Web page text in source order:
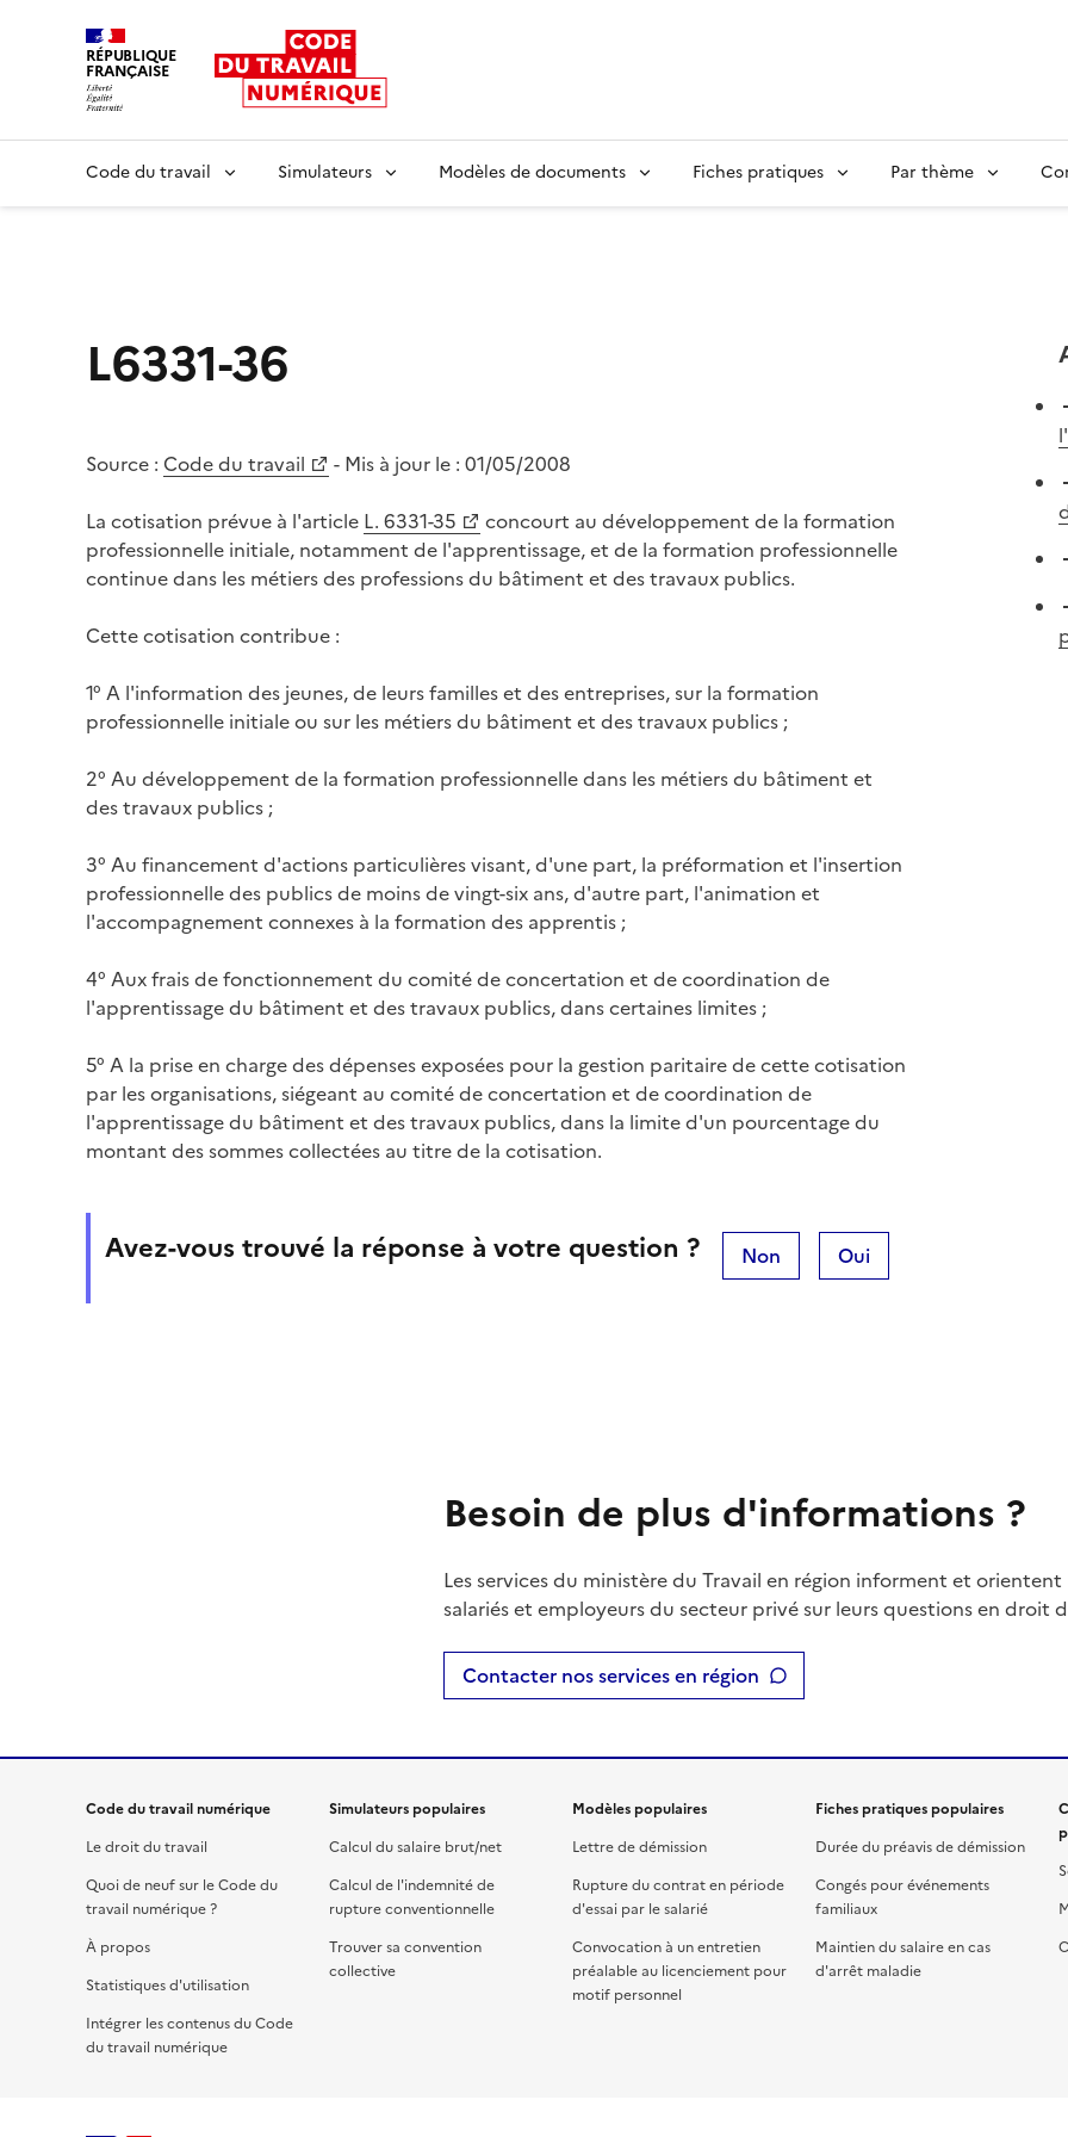
RÉPUBLIQUE
FRANÇAISE
Code du travail Simulateurs Modèles de documents Fiches pratiques Par thème
L6331-36
Source : Code du travail - Mis à jour le : 01/05/2008
La cotisation prévue à l'article L. 6331-35
concourt au développement de la formation
professionnelle initiale, notamment de l'apprentissage, et de la formation professionnelle
continue dans les métiers des professions du bâtiment et des travaux publics.
Cette cotisation contribue :
1° A l'information des jeunes, de leurs familles et des entreprises, sur la formation
professionnelle initiale ou sur les métiers du bâtiment et des travaux publics ;
2° Au développement de la formation professionnelle dans les métiers du bâtiment et
des travaux publics ;
3° Au financement d'actions particulières visant, d'une part, la préformation et l'insertion
professionnelle des publics de moins de vingt-six ans, d'autre part, l'animation et
l'accompagnement connexes à la formation des apprentis ;
4° Aux frais de fonctionnement du comité de concertation et de coordination de
l'apprentissage du bâtiment et des travaux publics, dans certaines limites ;
5° A la prise en charge des dépenses exposées pour la gestion paritaire de cette cotisation
par les organisations, siégeant au comité de concertation et de coordination de
l'apprentissage du bâtiment et des travaux publics, dans la limite d'un pourcentage du
montant des sommes collectées au titre de la cotisation.
Avez-vous trouvé la réponse à votre question ? Non Oui
Besoin de plus d'informations ?
Les services du ministère du Travail en région informent et orientent
salariés et employeurs du secteur privé sur leurs questions en droit
Contacter nos services en région
Code du travail numérique
Le droit du travail
Quoi de neuf sur le Code du
travail numérique ?
À propos
Statistiques d'utilisation
Intégrer les contenus du Code
du travail numérique
Simulateurs populaires
Calcul du salaire brut/net
Calcul de l'indemnité de
rupture conventionnelle
Trouver sa convention
collective
Modèles populaires
Lettre de démission
Rupture du contrat en période
d'essai par le salarié
Convocation à un entretien
préalable au licenciement pour
motif personnel
Fiches pratiques populaires
Durée du préavis de démission
Congés pour événements
familiaux
Maintien du salaire en cas
d'arrêt maladie